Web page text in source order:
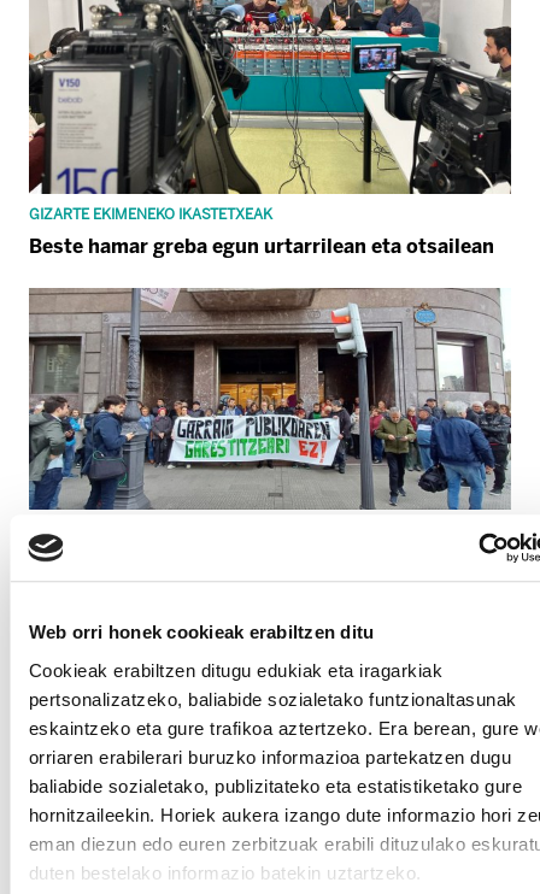
Web orri honek cookieak erabiltzen ditu
Cookieak erabiltzen ditugu edukiak eta iragarkiak
pertsonalizatzeko, baliabide sozialetako funtzionaltasunak
eskaintzeko eta gure trafikoa aztertzeko. Era berean, gure
orriaren erabilerari buruzko informazioa partekatzen dugu
baliabide sozialetako, publizitateko eta estatistiketako gure
hornitzaileekin. Horiek aukera izango dute informazio hori
eman diezun edo euren zerbitzuak erabili dituzulako
duten bestelako informazio batekin uztartzeko.
GIZARTE EKIMENEKO IKASTETXEAK
Beste hamar greba egun urtarrilean eta otsailean
ELAk deskontuak mantentzeko aldarrikapena
helburu duen kontzentrazioan parte hartu du
MANGO